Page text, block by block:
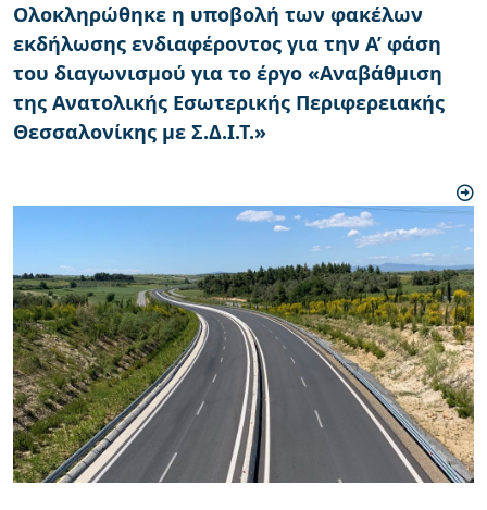
Ολοκληρώθηκε η υποβολή των φακέλων
εκδήλωσης ενδιαφέροντος για την Α’ φάση
του διαγωνισμού για το έργο «Αναβάθμιση
της Ανατολικής Εσωτερικής Περιφερειακής
Θεσσαλονίκης με Σ.Δ.Ι.Τ.»